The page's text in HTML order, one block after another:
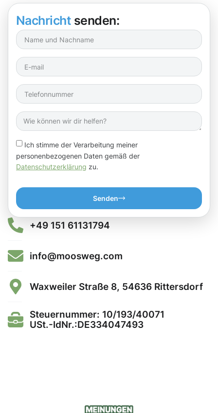
Nachricht senden:
Ich stimme der Verarbeitung meiner
personenbezogenen Daten gemäß der
Datenschutzerklärung zu.
Senden
+49 151 61131794
info@moosweg.com
Waxweiler Straße 8, 54636 Rittersdorf
Steuernummer: 10/193/40071
USt.-IdNr.:DE334047493